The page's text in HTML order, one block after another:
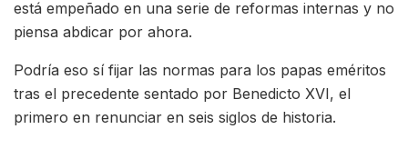
está empeñado en una serie de reformas internas y no
piensa abdicar por ahora.
Podría eso sí fijar las normas para los papas eméritos
tras el precedente sentado por Benedicto XVI, el
primero en renunciar en seis siglos de historia.